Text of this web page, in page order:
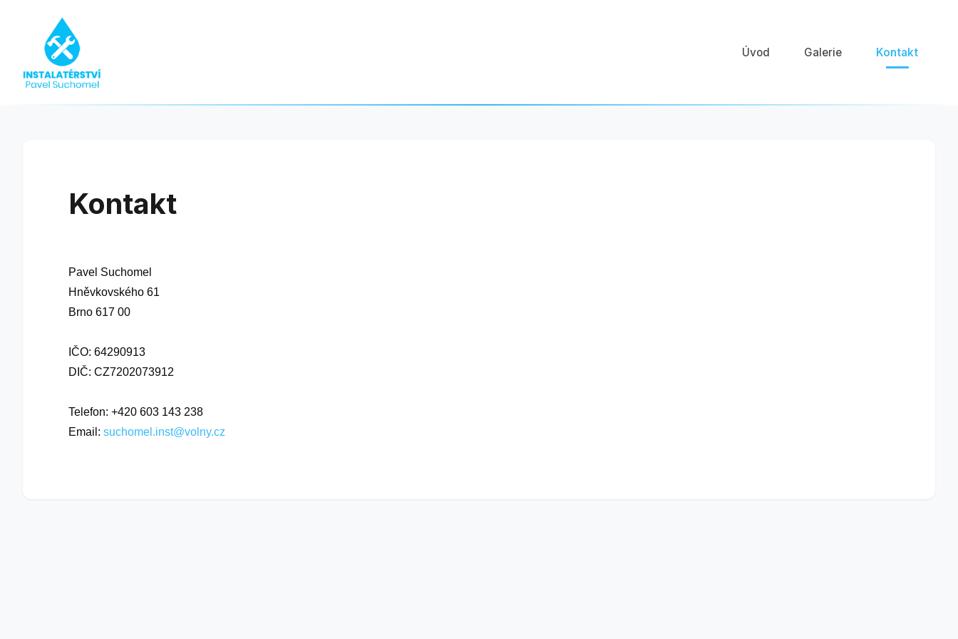
Úvod Galerie Kontakt
Kontakt
Pavel Suchomel
Hněvkovského 61
Brno 617 00
IČO: 64290913
DIČ: CZ7202073912
Telefon: +420 603 143 238
Email: suchomel.inst@volny.cz